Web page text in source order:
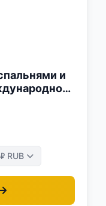
и
₽ RUB